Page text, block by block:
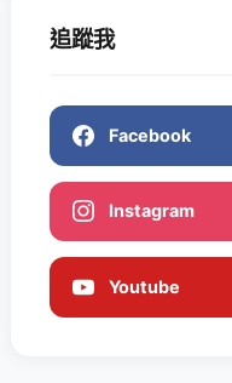
追蹤我
Facebook
Instagram
Youtube